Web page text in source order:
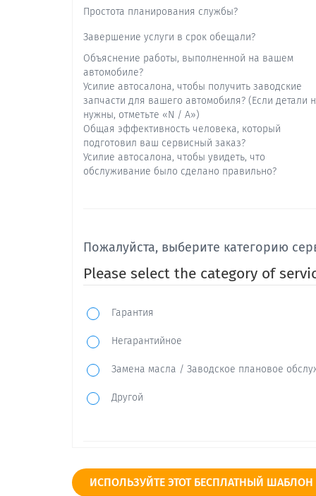
Простота планирования службы?
Завершение услуги в срок обещали?
Объяснение работы, выполненной на вашем
автомобиле?
Усилие автосалона, чтобы получить заводские
запчасти для вашего автомобиля? (Если детали
нужны, отметьте «N / A»)
Общая эффективность человека, который
подготовил ваш сервисный заказ?
Усилие автосалона, чтобы увидеть, что
обслуживание было сделано правильно?
Пожалуйста, выберите категорию
Please select the category of
Гарантия
Негарантийное
Замена масла / Заводское плановое
Другой
Был ли ваш автомобиль исправлен с
ИСПОЛЬЗУЙТЕ ЭТОТ БЕСПЛАТНЫЙ ШАБЛОН